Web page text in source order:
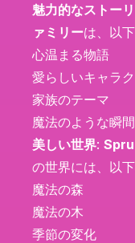
魅力的なストー
ァミリーは、以
心温まる物語
愛らしいキャラ
家族のテーマ
魔法のような瞬間
美しい世界:
の世界には、以
魔法の森
魔法の木
季節の変化